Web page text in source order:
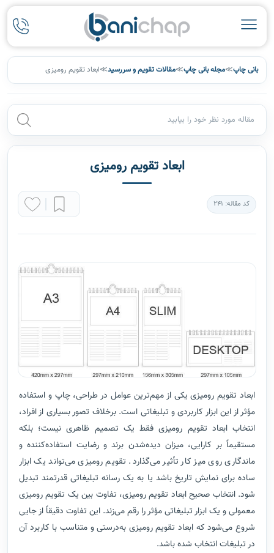
بانی چاپ≫مجله بانی چاپ≫مقالات تقویم و سررسید≫ابعاد تقویم رومیزی
ابعاد تقویم رومیزی
کد مقاله: 241
ابعاد تقویم رومیزی یکی از مهم‌ترین عوامل در طراحی، چاپ و استفاده
مؤثر از این ابزار کاربردی و تبلیغاتی است. برخلاف تصور بسیاری از افراد،
انتخاب ابعاد تقویم رومیزی فقط یک تصمیم ظاهری نیست؛ بلکه
مستقیماً بر کارایی، میزان دیده‌شدن برند و رضایت استفاده‌کننده و
ماندگاری روی میز کار تأثیر می‌گذارد. تقویم رومیزی می‌تواند یک ابزار
ساده برای نمایش تاریخ باشد یا به یک رسانه تبلیغاتی قدرتمند تبدیل
شود. انتخاب صحیح ابعاد تقویم رومیزی، تفاوت بین یک تقویم رومیزی
معمولی و یک ابزار تبلیغاتی مؤثر را رقم می‌زند. این تفاوت دقیقاً از جایی
شروع می‌شود که ابعاد تقویم رومیزی به‌درستی و متناسب با کاربرد آن
در تبلیغات انتخاب شده باشد.